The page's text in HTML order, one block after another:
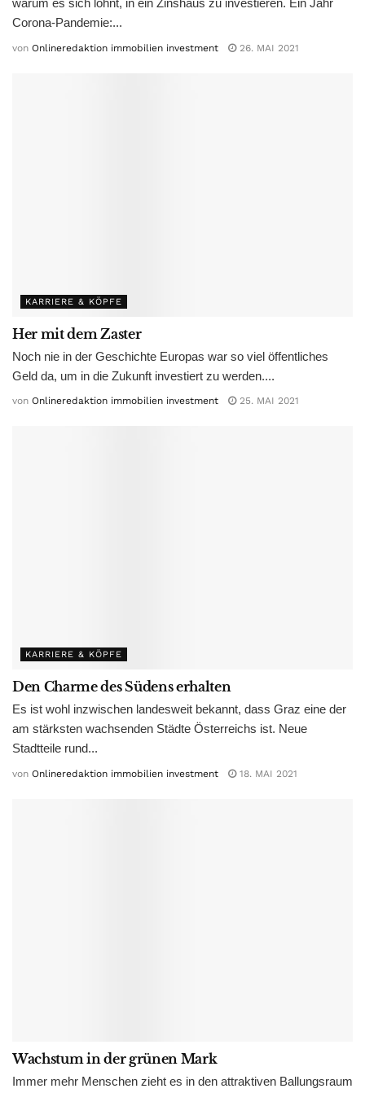
warum es sich lohnt, in ein Zinshaus zu investieren. Ein Jahr
Corona-Pandemie:...
von Onlineredaktion immobilien investment 26. MAI 2021
KARRIERE & KÖPFE
Her mit dem Zaster
Noch nie in der Geschichte Europas war so viel öffentliches
Geld da, um in die Zukunft investiert zu werden....
von Onlineredaktion immobilien investment 25. MAI 2021
KARRIERE & KÖPFE
Den Charme des Südens erhalten
Es ist wohl inzwischen landesweit bekannt, dass Graz eine der
am stärksten wachsenden Städte Österreichs ist. Neue
Stadtteile rund...
von Onlineredaktion immobilien investment 18. MAI 2021
Wachstum in der grünen Mark
Immer mehr Menschen zieht es in den attraktiven Ballungsraum